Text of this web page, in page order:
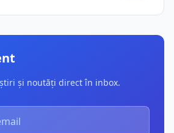
și noutăți direct în inbox.